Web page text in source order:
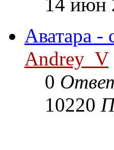
Аватара -
Andrey_V
0
10220